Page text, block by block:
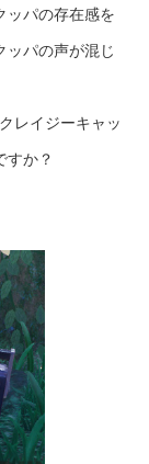
パの存在感を
ッパの声が混じ
レイジーキャッ
すか？